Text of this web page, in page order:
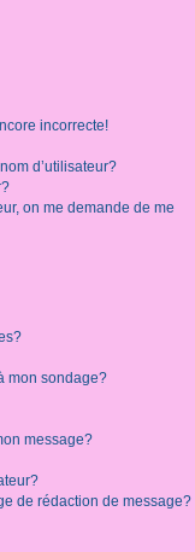
incorrecte!
d’utilisateur?
on me demande de me
mon sondage?
message?
de rédaction de message?